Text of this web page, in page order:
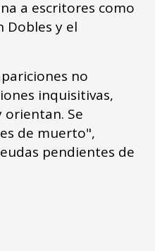
a escritores como
Dobles y el
no
inquisitivas,
orientan. Se
de muerto",
pendientes de